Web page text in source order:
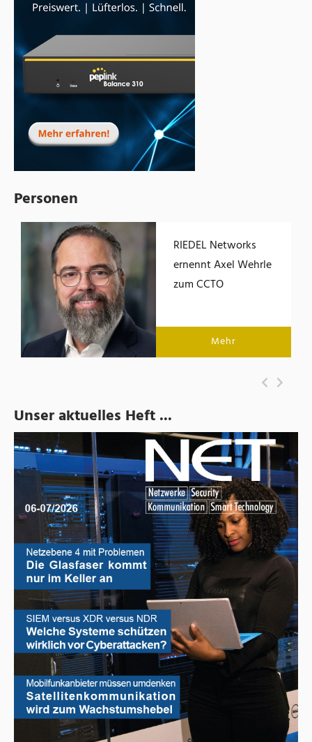
Personen
RIEDEL Networks
ernennt Axel Wehrle
zum CCTO
Mehr
Unser aktuelles Heft ...